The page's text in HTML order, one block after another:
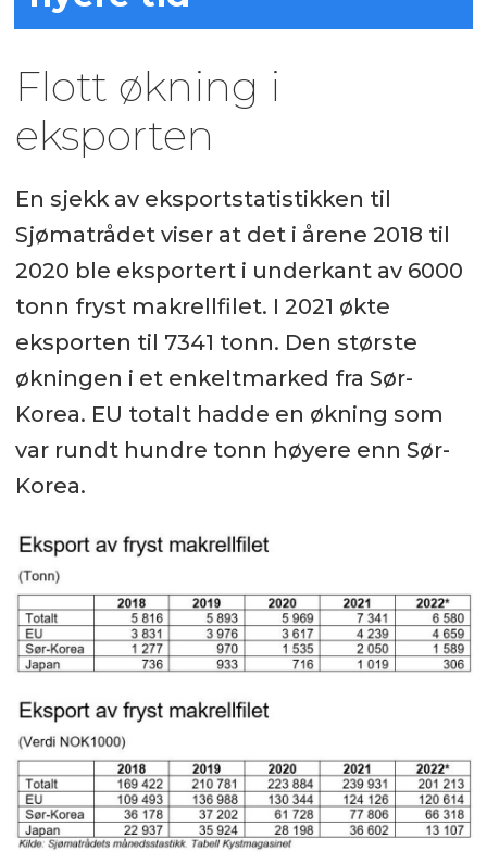
Flott økning i
eksporten
En sjekk av eksportstatistikken til
Sjømatrådet viser at det i årene 2018 til
2020 ble eksportert i underkant av 6000
tonn fryst makrellfilet. I 2021 økte
eksporten til 7341 tonn. Den største
økningen i et enkeltmarked fra Sør-
Korea. EU totalt hadde en økning som
var rundt hundre tonn høyere enn Sør-
Korea.